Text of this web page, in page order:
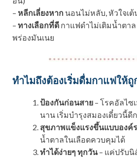
– หลีกเลี่ยงหาก นอนไม่หลับ, หัวใจเ
– ทางเลือกที่ดี กาแฟดำไม่เติมน้ำตา
พร่องมันเนย
ทำไมถึงต้องเริ่มดื่มกาแฟให้
ป้องกันก่อนสาย – โรคอัลไซ
นาน เริ่มบำรุงสมองเดี๋ยวนี้ดี
สุขภาพแข็งแรงขึ้นแบบองค์
น้ำตาลในเลือดควบคุมได้
ทำได้ง่ายๆ ทุกวัน– แค่ปรับนิ